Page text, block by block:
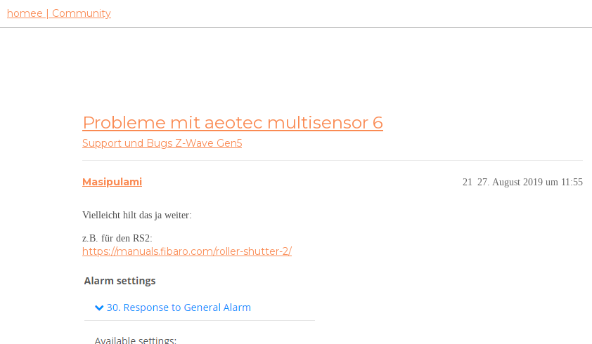
homee | Community
Probleme mit aeotec multisensor 6
Support und Bugs Z-Wave Gen5
Masipulami 27. August 2019 um 11:55
21
Vielleicht hilt das ja weiter:
z.B. für den RS2:
https://manuals.fibaro.com/roller-shutter-2/